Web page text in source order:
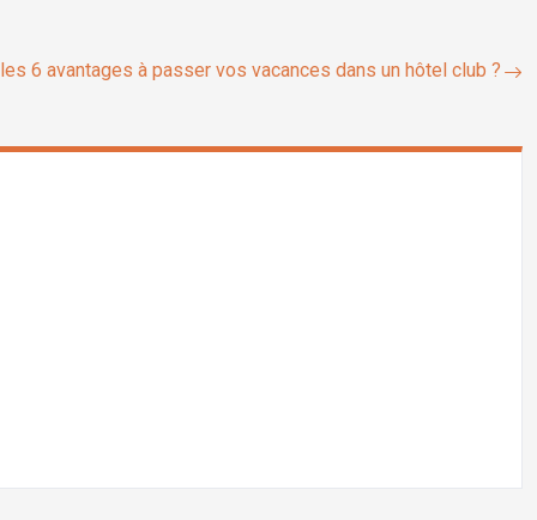
6 avantages à passer vos vacances dans un hôtel club ?